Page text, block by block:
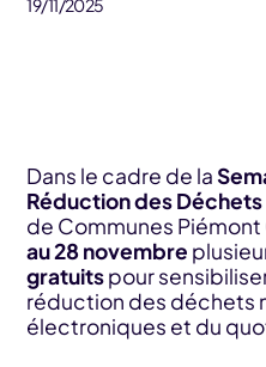
19/11/2025
Dans le cadre de la
Réduction des Déchets
de Communes
au 28 novembre
gratuitspour
réduction des déchets
électroniques et du